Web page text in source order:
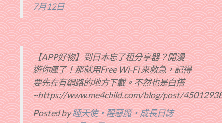
7月12日
【APP好物】到日本忘了租分享器？開漫
遊你瘋了！那就用Free Wi-Fi 來救急，記得
要先在有網路的地方下載。不然也是白搭
~https://www.me4child.com/blog/post/
Posted by睡天使‧醒惡魔‧成長日誌